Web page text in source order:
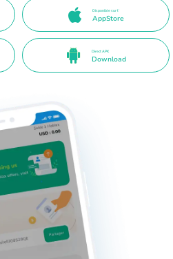
Disponible sur l'
AppStore
Direct APK
Download